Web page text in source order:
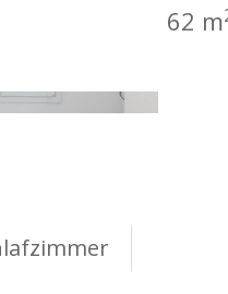
62 m